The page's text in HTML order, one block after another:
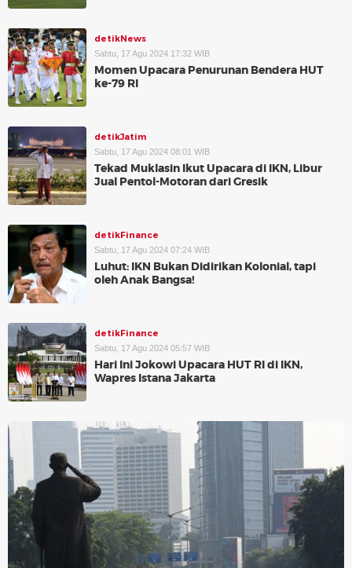
detikNews
Sabtu, 17 Agu 2024 17:32 WIB
Momen Upacara Penurunan Bendera HUT
ke-79 RI
detikJatim
Sabtu, 17 Agu 2024 08:01 WIB
Tekad Muklasin Ikut Upacara di IKN, Libur
Jual Pentol-Motoran dari Gresik
detikFinance
Sabtu, 17 Agu 2024 07:24 WIB
Luhut: IKN Bukan Didirikan Kolonial, tapi
oleh Anak Bangsa!
detikFinance
Sabtu, 17 Agu 2024 05:57 WIB
Hari Ini Jokowi Upacara HUT RI di IKN,
Wapres Istana Jakarta